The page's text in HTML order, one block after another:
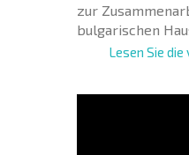
zur
bulgarischen
Lesen Sie